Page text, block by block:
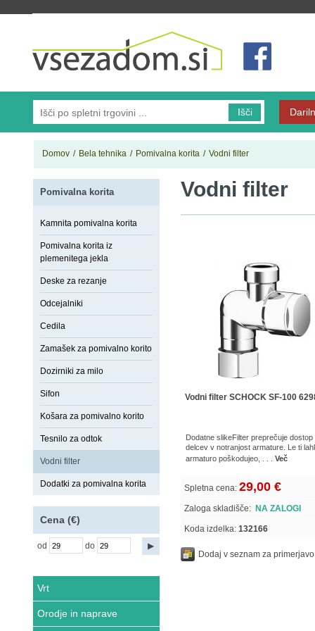
Išči
Domov / Bela tehnika / Pomivalna korita / Vodni filter
Pomivalna korita
Kamnita pomivalna korita
Pomivalna korita iz
plemenitega jekla
Deske za rezanje
Odcejalniki
Cedila
Zamašek za pomivalno korito
Dozirniki za milo
Sifon
Košara za pomivalno korito
Tesnilo za odtok
Vodni filter
Dodatki za pomivalna korita
Cena (€)
od do
Vrt
Orodje in naprave
Vodni filter
Vodni filter SCHOCK SF-100
Dodatne slikeFilter preprečuje dostop
delcev v notranjost armature. Le ti
armaturo poškodujeo, . . . Več
Spletna cena: 29,00 €
Zaloga skladišče: NA ZALOGI
Koda izdelka: 132166
Dodaj v seznam za primerjavo